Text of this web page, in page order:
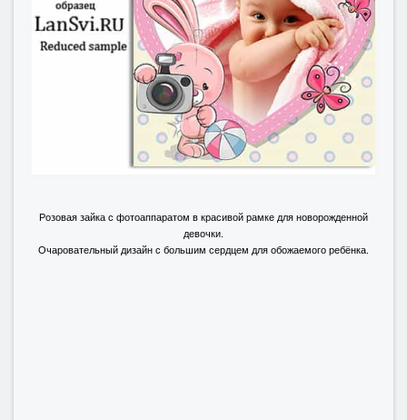
Розовая зайка с фотоаппаратом в красивой рамке для новорожденной
девочки.
Очаровательный дизайн с большим сердцем для обожаемого ребёнка.